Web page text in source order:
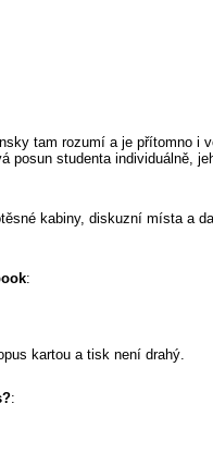
tam rozumí a je přítomno i
studenta individuálně,
kabiny, diskuzní místa a
:
kartou a tisk není drahý.
: